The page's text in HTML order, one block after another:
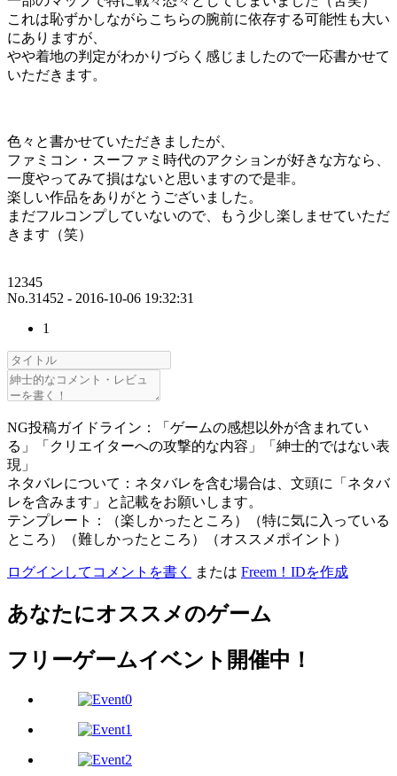
これは恥ずかしながらこちらの腕前に依存する可能性も大い
にありますが、
やや着地の判定がわかりづらく感じましたので一応書かせて
いただきます。
色々と書かせていただきましたが、
ファミコン・スーファミ時代のアクションが好きな方なら、
一度やってみて損はないと思いますので是非。
楽しい作品をありがとうございました。
まだフルコンプしていないので、もう少し楽しませていただ
きます（笑）
12345
No.31452 - 2016-10-06 19:32:31
1
NG投稿ガイドライン：「ゲームの感想以外が含まれてい
る」「クリエイターへの攻撃的な内容」「紳士的ではない表
現」
ネタバレについて：ネタバレを含む場合は、文頭に「ネタバ
レを含みます」と記載をお願いします。
テンプレート：（楽しかったところ）（特に気に入っている
ところ）（難しかったところ）（オススメポイント）
ログインしてコメントを書く または Freem！IDを作成
あなたにオススメのゲーム
フリーゲームイベント開催中！